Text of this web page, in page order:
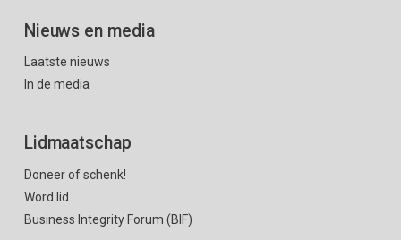
Nieuws en media
Laatste nieuws
In de media
Lidmaatschap
Doneer of schenk!
Word lid
Business Integrity Forum (BIF)